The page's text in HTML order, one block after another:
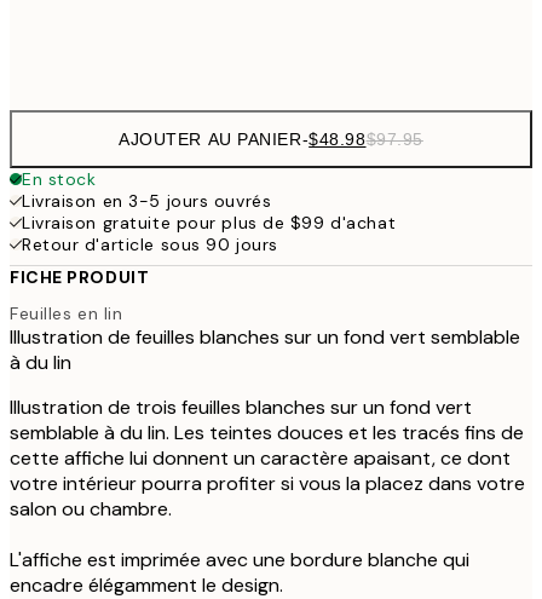
AJOUTER AU PANIER-$48.98$97.95
En stock
Livraison en 3-5 jours ouvrés
Livraison gratuite pour plus de $99 d'achat
Retour d'article sous 90 jours
FICHE PRODUIT
Feuilles en lin
Illustration de feuilles blanches sur un fond vert semblable
à du lin
Illustration de trois feuilles blanches sur un fond vert
semblable à du lin. Les teintes douces et les tracés fins de
cette affiche lui donnent un caractère apaisant, ce dont
votre intérieur pourra profiter si vous la placez dans votre
salon ou chambre.
L'affiche est imprimée avec une bordure blanche qui
encadre élégamment le design.